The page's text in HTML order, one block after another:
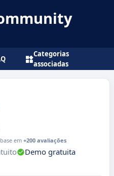
Categorias
associadas
em +200 avaliações
Demo gratuita